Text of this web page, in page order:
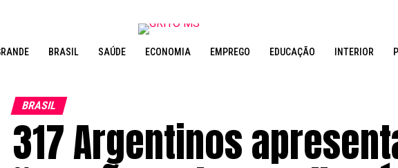
BRASIL SAÚDE ECONOMIA EMPREGO EDUCAÇÃO INTERIOR
BRASIL
317 Argentinos